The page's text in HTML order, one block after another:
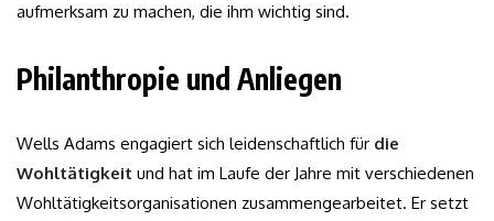
aufmerksam zu machen, die ihm wichtig sind.
Philanthropie und Anliegen
Wells Adams engagiert sich leidenschaftlich für die
Wohltätigkeit und hat im Laufe der Jahre mit verschiedenen
Wohltätigkeitsorganisationen zusammengearbeitet. Er setzt